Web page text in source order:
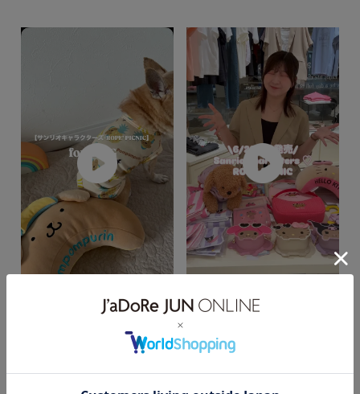
【2026.07.16】【サンリオキャラ
予約スタートしました♪ こっちゃ
ん〝ポムポムプリン〟着てみまし
【2026.06.25】Sanrio characters
スタートした サンリオキャラクタ
ーズとのコラボアイテム💗 ⁡ 第1弾